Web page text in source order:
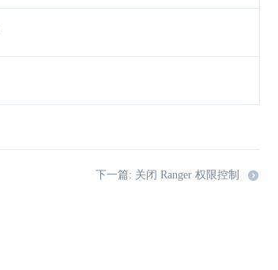
下一篇: 关闭 Ranger 权限控制